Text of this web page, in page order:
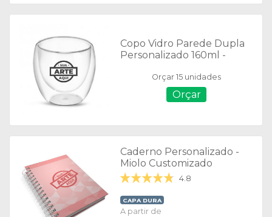
Copo Vidro Parede Dupla
Personalizado 160ml -
Orçar 15 unidades
Orçar
Caderno Personalizado -
Miolo Customizado
4.8
CAPA DURA
A partir de